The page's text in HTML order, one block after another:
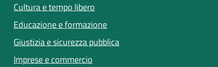
Cultura e tempo libero
Educazione e formazione
Giustizia e sicurezza pubblica
Imprese e commercio